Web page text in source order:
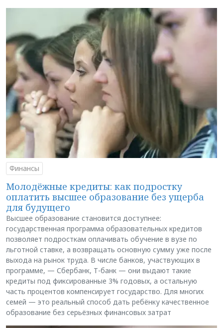
Финансы
Молодёжные кредиты: как подростку
оплатить высшее образование без ущерба
для будущего
Высшее образование становится доступнее:
государственная программа образовательных кредитов
позволяет подросткам оплачивать обучение в вузе по
льготной ставке, а возвращать основную сумму уже после
выхода на рынок труда. В числе банков, участвующих в
программе, — Сбербанк, Т-банк — они выдают такие
кредиты под фиксированные 3% годовых, а остальную
часть процентов компенсирует государство. Для многих
семей — это реальный способ дать ребёнку качественное
образование без серьёзных финансовых затрат